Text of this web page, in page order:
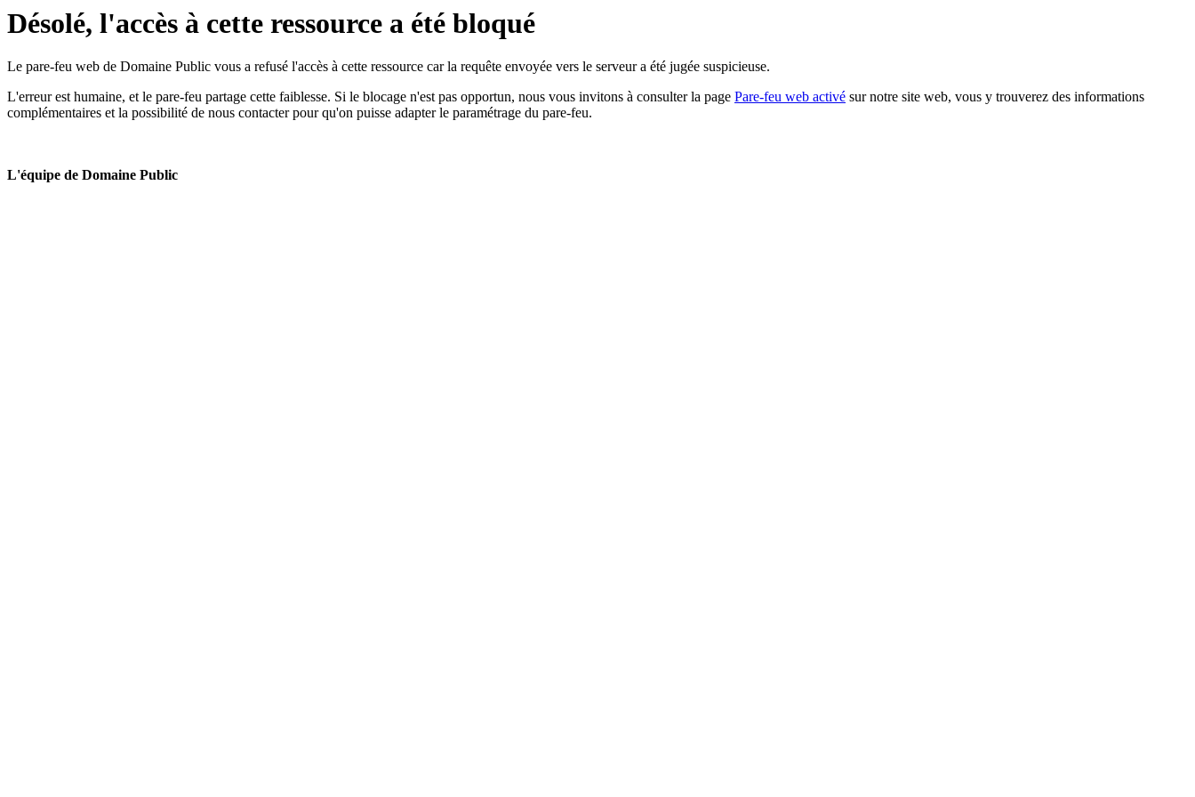
Désolé, l'accès à cette ressource a été bloqué
Le pare-feu web de Domaine Public vous a refusé l'accès à cette ressource car la requête envoyée vers le serveur a été jugée suspicieuse.
L'erreur est humaine, et le pare-feu partage cette faiblesse. Si le blocage n'est pas opportun, nous vous invitons à consulter la page Pare-feu web activé sur notre site web, vous y trouverez des informations
complémentaires et la possibilité de nous contacter pour qu'on puisse adapter le paramétrage du pare-feu.
L'équipe de Domaine Public